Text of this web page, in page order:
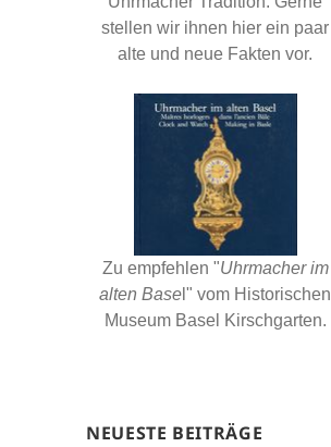
stellen wir ihnen hier ein paar
alte und neue Fakten vor.
Zu empfehlen "Uhrmacher im
alten Base l" vom Historischen
Museum Basel Kirschgarten.
NEUESTE BEITRÄGE